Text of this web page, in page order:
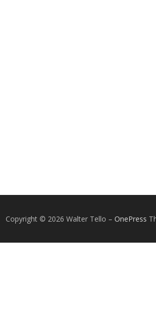
Copyright © 2026 Walter Tello – OnePress